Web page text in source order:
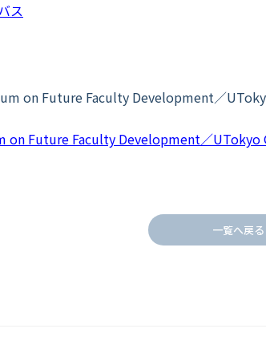
ス
on Future Faculty Development／
on Future Faculty Development／UTokyo
一覧へ戻る